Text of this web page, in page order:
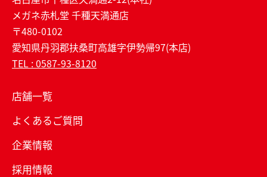
メガネ赤札堂 千種天満通店
〒480-0102
愛知県丹羽郡扶桑町高雄字伊勢帰97(本店)
TEL : 0587-93-8120
店舗一覧
よくあるご質問
企業情報
採用情報